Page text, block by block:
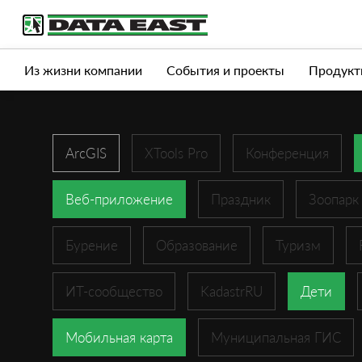
Услуги Продукты Истории успеха
Из жизни компании События и проекты
ArcGIS XTools Pro Конференция
Веб-приложение Праздник Зоопарк
Бурение Образование Туризм
ИТ-сообщество KadastrRU Дети
Мобильная карта Муниципальная ГИС